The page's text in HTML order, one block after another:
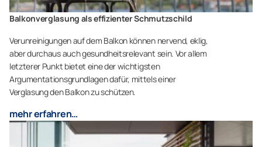
Balkonverglasung als effizienter Schmutzschild
Verunreinigungen auf dem Balkon können nervend, eklig,
aber durchaus auch gesundheitsrelevant sein. Vor allem
letzterer Punkt bietet eine der wichtigsten
Argumentationsgrundlagen dafür, mittels einer
Verglasung den Balkon zu schützen.
mehr erfahren…